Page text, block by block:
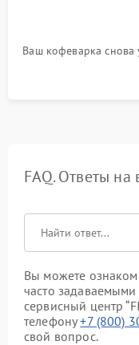
Ваш кофеварка снова
FAQ. Ответы на
Вы можете
часто
сервисный центр
телефону+7 (800)
свой вопрос.